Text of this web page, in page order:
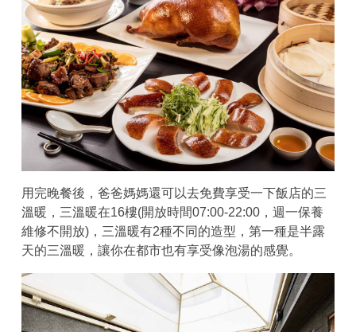
用完晚餐後，爸爸媽媽還可以去免費享受一下飯店的三
溫暖，三溫暖在16樓(開放時間07:00-22:00，週一保養
維修不開放)，三溫暖有2種不同的造型，第一種是半露
天的三溫暖，讓你在都市也有享受像泡湯的感覺。